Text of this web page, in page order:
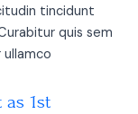
tincidunt
quis sem
1st